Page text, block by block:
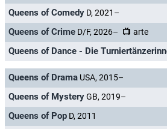
Queens of Comedy D, 2021–
Queens of Crime D/F, 2026– arte
Queens of Dance - Die
Queens of Drama USA, 2015–
Queens of MysteryGB, 2019–
Queens of Pop D, 2011